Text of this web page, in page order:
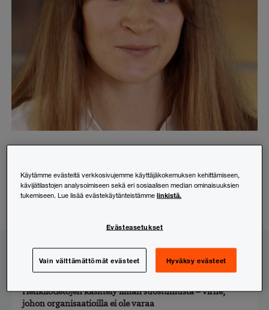
Tia Toikka
+358 (0)20 7877874
tia.toikka@pwc.com
Uusimmat
Digitalisaatio,Juridiikka,Tietosuoja
Henkilötietojen käsittely ilman suostumusta – virhe,
johon organisaatioilla ei ole varaa
Käytämme evästeitä verkkosivujemme käyttäjäkokemuksen kehittämiseen,
kävijätilastojen analysoimiseen sekä eri sosiaalisen median ominaisuuksien
tukemiseen. Lue lisää evästekäytänteistämmelinkistä.
Evästeasetukset
Vain välttämättömät evästeet Hyväksy evästeet